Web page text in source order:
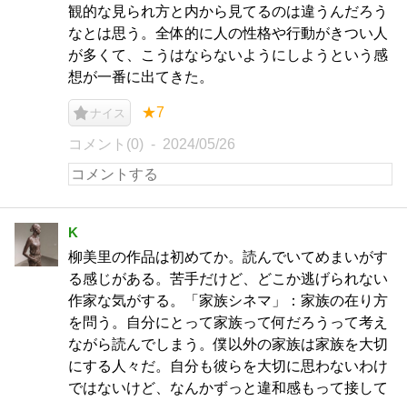
観的な見られ方と内から見てるのは違うんだろう
なとは思う。全体的に人の性格や行動がきつい人
が多くて、こうはならないようにしようという感
想が一番に出てきた。
ナイス ★7
コメント(0) 2024/05/26
K
柳美里の作品は初めてか。読んでいてめまいがす
る感じがある。苦手だけど、どこか逃げられない
作家な気がする。「家族シネマ」：家族の在り方
を問う。自分にとって家族って何だろうって考え
ながら読んでしまう。僕以外の家族は家族を大切
にする人々だ。自分も彼らを大切に思わないわけ
ではないけど、なんかずっと違和感もって接して